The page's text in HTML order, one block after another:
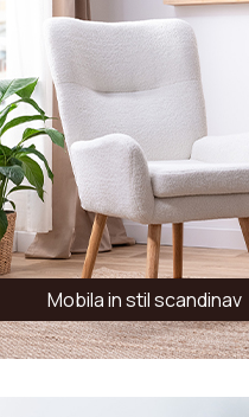
Mobila in stil scandinav